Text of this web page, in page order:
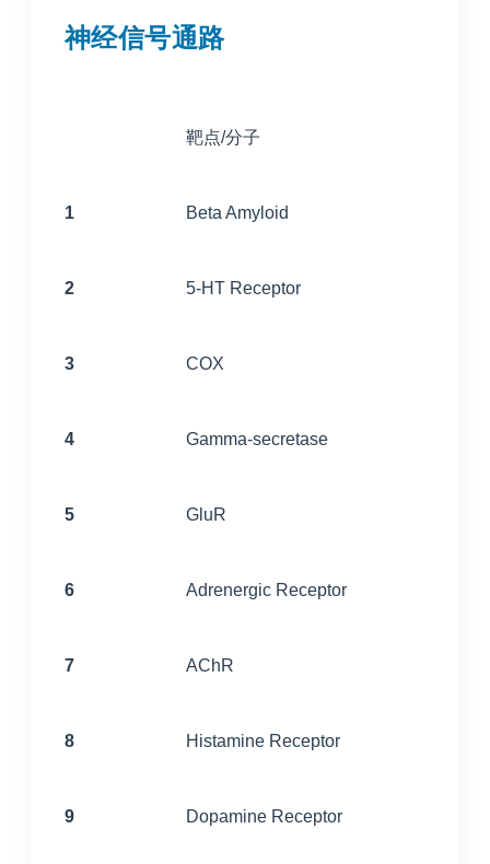
神经信号通路
靶点/分子
1 Beta Amyloid
2 5-HT Receptor
3 COX
4 Gamma-secretase
5 GluR
6 Adrenergic Receptor
7 AChR
8 Histamine Receptor
9 Dopamine Receptor